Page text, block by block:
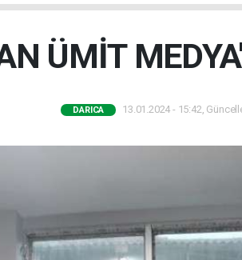
ÜMİT
DARICA 13.01.2024 - 15:42,